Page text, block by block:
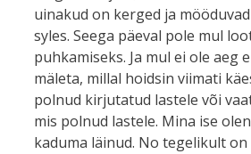
uinakud on kerged ja
syles. Seega päeval pole mul
puhkamiseks. Ja mul ei ole aeg
mäleta, millal hoidsin viimati
polnud kirjutatud lastele või
mis polnud lastele. Mina ise
kaduma läinud. No tegelikult